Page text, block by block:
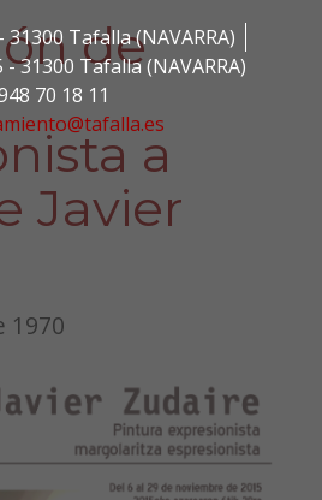
Tafalla (NAVARRA)
31300 Tafalla (NAVARRA)
70 18 11
de
a
Javier
1970